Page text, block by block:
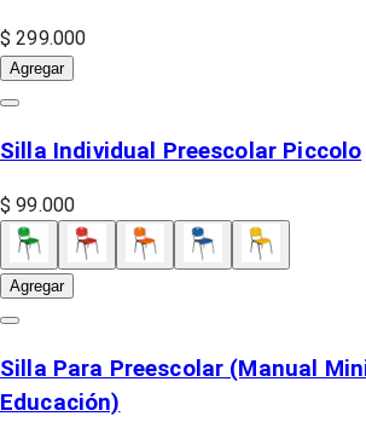
$ 299.000
Agregar
Silla Individual Preescolar Piccolo
$ 99.000
Agregar
Silla Para Preescolar (Manual
Educación)